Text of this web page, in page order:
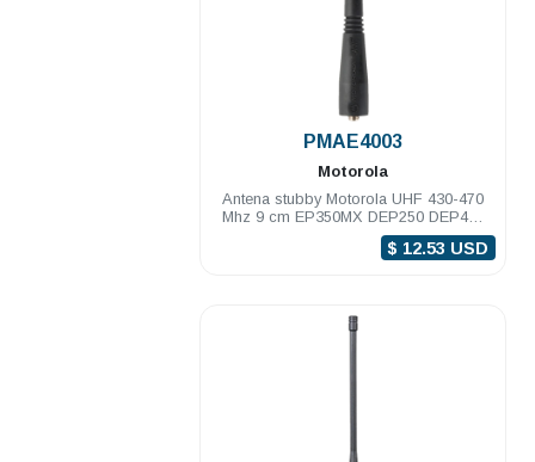
PMAE4003
Motorola
Antena stubby Motorola UHF 430-470
Mhz 9 cm EP350MX DEP250 DEP450
PRO5150/7150 PRO Elite
$ 12.53 USD